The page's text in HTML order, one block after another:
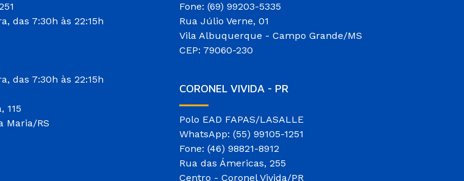
das 7:30h às 22:15h
das 7:30h às 22:15h
115
Maria/RS
Fone: (69) 99203-5335
Rua Júlio Verne, 01
Vila Albuquerque - Campo Grande/MS
CEP: 79060-230
CORONEL VIVIDA - PR
Polo EAD FAPAS/LASALLE
WhatsApp: (55) 99105-1251
Fone: (46) 98821-8912
Rua das Ámericas, 255
Centro - Coronel Vivida/PR